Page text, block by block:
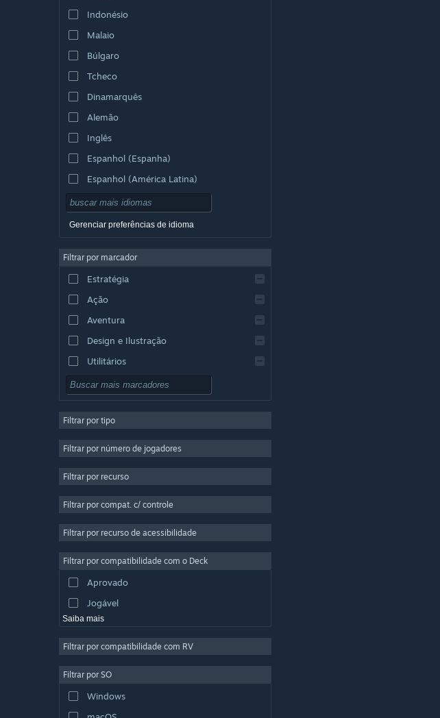
Indonésio
Malaio
Búlgaro
Tcheco
Dinamarquês
Alemão
Inglês
Espanhol (Espanha)
Espanhol (América Latina)
Gerenciar preferências de idioma
Filtrar por marcador
Estratégia
Ação
Aventura
Design e Ilustração
Utilitários
Gratuito para Jogar
Multijogador Massivo
Casual
Simulação
Produção de Vídeo
Edição de Fotos
Filtrar por tipo
Filtrar por número de jogadores
Filtrar por recurso
Filtrar por compat. c/ controle
Filtrar por recurso de acessibilidade
Filtrar por compatibilidade com o Deck
Aprovado
Jogável
Saiba mais
Filtrar por compatibilidade com RV
Filtrar por SO
Windows